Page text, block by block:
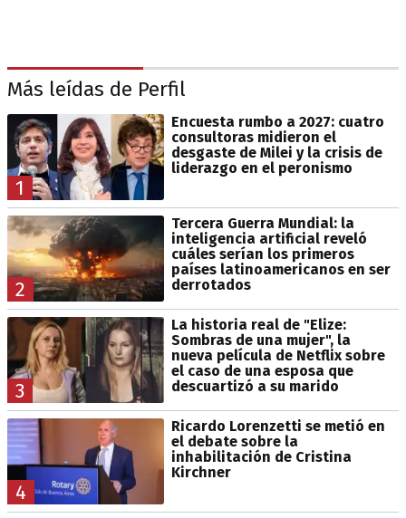
Más leídas de Perfil
1
Encuesta rumbo a 2027: cuatro
consultoras midieron el
desgaste de Milei y la crisis de
liderazgo en el peronismo
2
Tercera Guerra Mundial: la
inteligencia artificial reveló
cuáles serían los primeros
países latinoamericanos en ser
derrotados
3
La historia real de "Elize:
Sombras de una mujer", la
nueva película de Netflix sobre
el caso de una esposa que
descuartizó a su marido
4
Ricardo Lorenzetti se metió en
el debate sobre la
inhabilitación de Cristina
Kirchner